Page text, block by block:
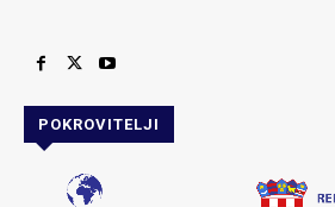
POKROVITELJI